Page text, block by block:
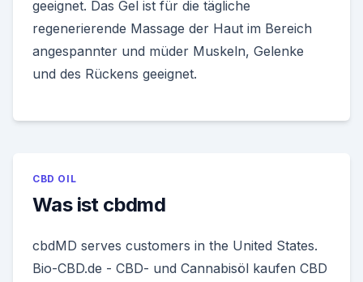
geeignet. Das Gel ist für die tägliche
regenerierende Massage der Haut im Bereich
angespannter und müder Muskeln, Gelenke
und des Rückens geeignet.
CBD OIL
Was ist cbdmd
cbdMD serves customers in the United States.
Bio-CBD.de - CBD- und Cannabisöl kaufen CBD